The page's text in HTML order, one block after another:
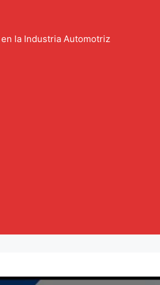
la Industria Automotriz